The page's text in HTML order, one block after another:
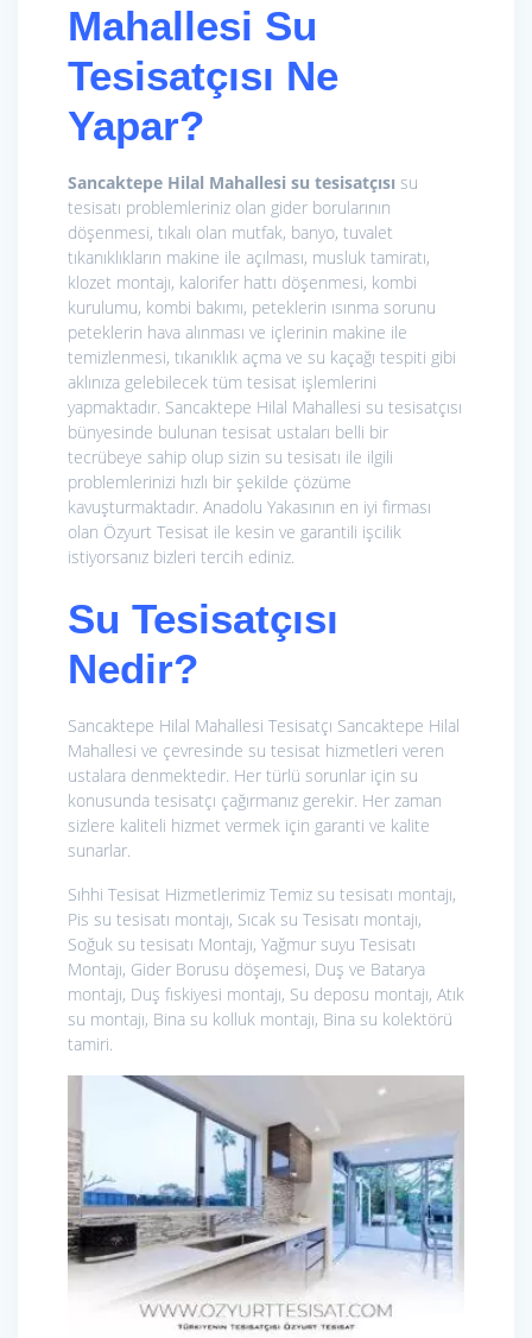
Mahallesi Su
Tesisatçısı Ne
Yapar?
Sancaktepe Hilal Mahallesi su tesisatçısı su
tesisatı problemleriniz olan gider borularının
döşenmesi, tıkalı olan mutfak, banyo, tuvalet
tıkanıklıkların makine ile açılması, musluk tamiratı,
klozet montajı, kalorifer hattı döşenmesi, kombi
kurulumu, kombi bakımı, peteklerin ısınma sorunu
peteklerin hava alınması ve içlerinin makine ile
temizlenmesi, tıkanıklık açma ve su kaçağı tespiti gibi
aklınıza gelebilecek tüm tesisat işlemlerini
yapmaktadır. Sancaktepe Hilal Mahallesi su tesisatçısı
bünyesinde bulunan tesisat ustaları belli bir
tecrübeye sahip olup sizin su tesisatı ile ilgili
problemlerinizi hızlı bir şekilde çözüme
kavuşturmaktadır. Anadolu Yakasının en iyi firması
olan Özyurt Tesisat ile kesin ve garantili işcilik
istiyorsanız bizleri tercih ediniz.
Su Tesisatçısı
Nedir?
Sancaktepe Hilal Mahallesi Tesisatçı Sancaktepe Hilal
Mahallesi ve çevresinde su tesisat hizmetleri veren
ustalara denmektedir. Her türlü sorunlar için su
konusunda tesisatçı çağırmanız gerekir. Her zaman
sizlere kaliteli hizmet vermek için garanti ve kalite
sunarlar.
Sıhhi Tesisat Hizmetlerimiz Temiz su tesisatı montajı,
Pis su tesisatı montajı, Sıcak su Tesisatı montajı,
Soğuk su tesisatı Montajı, Yağmur suyu Tesisatı
Montajı, Gider Borusu döşemesi, Duş ve Batarya
montajı, Duş fıskiyesi montajı, Su deposu montajı, Atık
su montajı, Bina su kolluk montajı, Bina su kolektörü
tamiri.